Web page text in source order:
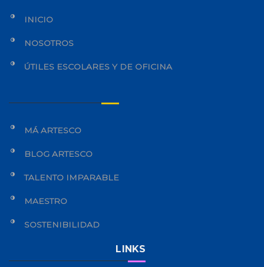
INICIO
NOSOTROS
ÚTILES ESCOLARES Y DE OFICINA
MÁ ARTESCO
BLOG ARTESCO
TALENTO IMPARABLE
MAESTRO
SOSTENIBILIDAD
LINKS